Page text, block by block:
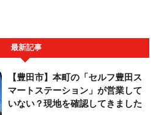
最新記事
【豊田市】本町の「セルフ豊田ス
マートステーション」が営業して
いない？現地を確認してきました